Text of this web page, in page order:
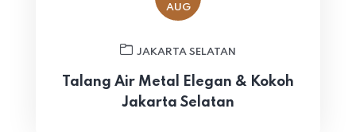
AUG
JAKARTA SELATAN
Talang Air Metal Elegan & Kokoh
Jakarta Selatan